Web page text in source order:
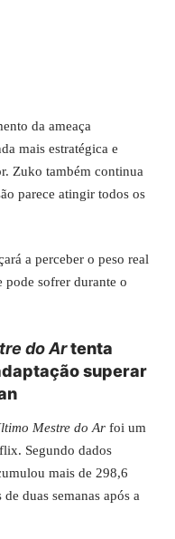
da ameaça
mais estratégica e
Zuko também continua
parece atingir todos os
a perceber o peso real
pode sofrer durante o
do Artenta
superar
Mestre do Ar foi um
Segundo dados
mais de 298,6
duas semanas após a